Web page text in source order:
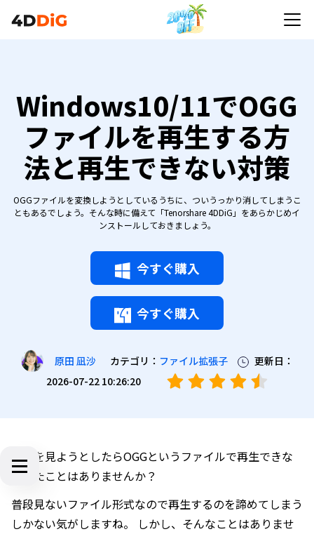
Windows10/11でOGG
ファイルを再生する方
法と再生できない対策
OGGファイルを変換しようとしているうちに、ついうっかり消してしまうこ
ともあるでしょう。そんな時に備えて「Tenorshare 4DDiG」をあらかじめイ
ンストールしておきましょう。
今すぐ購入
今すぐ購入
原田 凪沙 カテゴリ： ファイル拡張子
更新日：
2026-07-22 10:26:20
動画を見ようとしたらOGGというファイルで再生できな
かったことはありませんか？
普段見ないファイル形式なので再生するのを諦めてしまう
しかない気がしますね。 しかし、そんなことはありませ